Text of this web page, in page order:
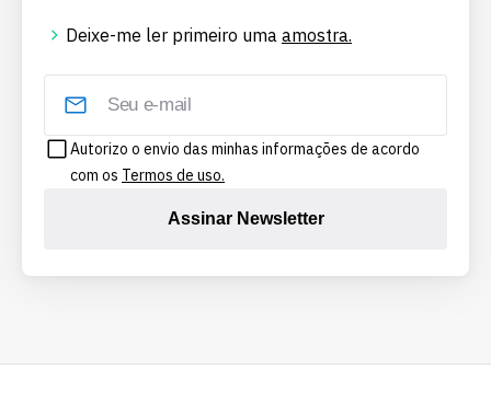
Deixe-me ler primeiro uma amostra.
Autorizo o envio das minhas informações de acordo
com os Termos de uso.
Assinar Newsletter